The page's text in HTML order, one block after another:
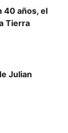
40 años, el
Tierra
Julian